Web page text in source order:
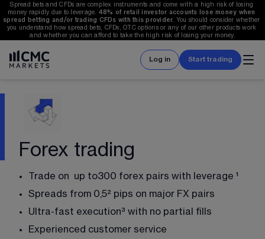
Spread bets and CFDs are complex instruments and come with a high risk of losing
money rapidly due to leverage. 48% of retail investor accounts lose money when
spread betting and/or trading CFDs with this provider. You should consider whether
you understand how spread bets, CFDs, OTC options or any of our other products work
and whether you can afford to take the high risk of losing your money.
Log in Start trading
Forex trading
Trade on  up to300 forex pairs with leverage ¹
Spreads from 0,5² pips on major FX pairs
Ultra-fast execution³ with no partial fills
Experienced customer service